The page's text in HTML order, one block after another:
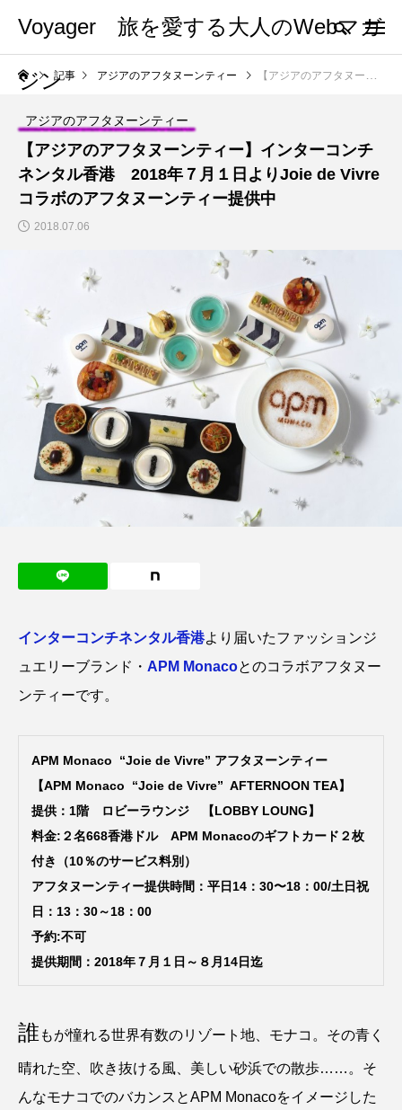
Voyager 旅を愛する大人のWebマガ
ジン記事 アジアのアフタヌーンティー 【アジアのアフタヌーンティー】インターコンチネンタル香港 2018年７月１日よりJoie de Vivreコラボのアフタヌーンティー提供中
アジアのアフタヌーンティー
【アジアのアフタヌーンティー】インターコンチ
ネンタル香港 2018年７月１日よりJoie de Vivre
コラボのアフタヌーンティー提供中
2018.07.06
インターコンチネンタル香港より届いたファッションジ
ュエリーブランド・ APM Monacoとのコラボアフタヌー
ンティーです。
APM Monaco “Joie de Vivre” アフタヌーンティー
【APM Monaco “Joie de Vivre” AFTERNOON TEA】
提供：1階 ロビーラウンジ 【LOBBY LOUNG】
料金:２名668香港ドル APM Monacoのギフトカード２枚
付き（10％のサービス料別）
アフタヌーンティー提供時間：平日14：30〜18：00/土日祝
日：13：30～18：00
予約:不可
提供期間：2018年７月１日～８月14日迄
誰 もが憧れる世界有数のリゾート地、モナコ。その青く
晴れた空、吹き抜ける風、美しい砂浜での散歩……。そ
んなモナコでのバカンスとAPM Monacoをイメージした